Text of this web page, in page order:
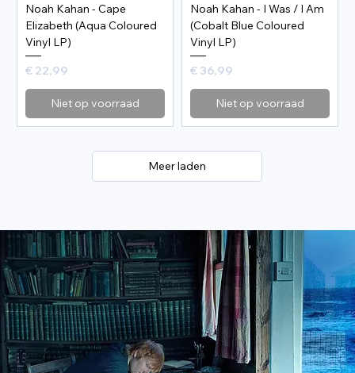
Noah Kahan - Cape
Elizabeth (Aqua Coloured
Vinyl LP)
Prijs
€ 22,99
Niet op voorraad
Noah Kahan - I Was / I Am
(Cobalt Blue Coloured
Vinyl LP)
Prijs
€ 36,99
Niet op voorraad
Meer laden